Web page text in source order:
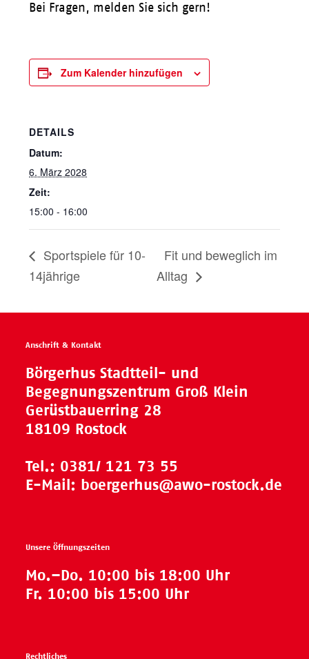
Bei Fragen, melden Sie sich gern!
Zum Kalender hinzufügen
DETAILS
Datum:
6. März 2028
Zeit:
15:00 - 16:00
Sportspiele für 10-
14jährige
Fit und beweglich im
Alltag
Anschrift & Kontakt
Börgerhus Stadtteil- und
Begegnungszentrum Groß Klein
Gerüstbauerring 28
18109 Rostock
Tel.: 0381/ 121 73 55
E-Mail: boergerhus@awo-rostock.de
Unsere Öffnungszeiten
Mo.–Do. 10:00 bis 18:00 Uhr
Fr. 10:00 bis 15:00 Uhr
Rechtliches